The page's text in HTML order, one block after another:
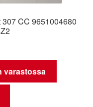
CC 9651004680
varastossa